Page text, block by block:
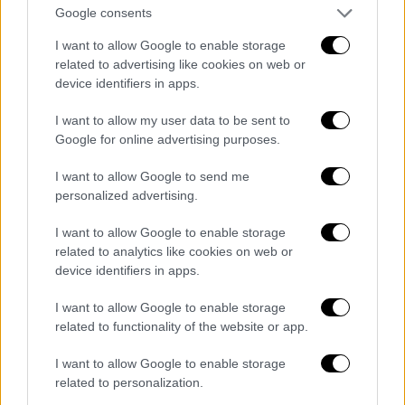
Google consents
I want to allow Google to enable storage
related to advertising like cookies on web or
device identifiers in apps.
I want to allow my user data to be sent to
Google for online advertising purposes.
I want to allow Google to send me
personalized advertising.
I want to allow Google to enable storage
related to analytics like cookies on web or
device identifiers in apps.
I want to allow Google to enable storage
related to functionality of the website or app.
I want to allow Google to enable storage
related to personalization.
Προτείνεται η δημιουργία πλατφόρμας
διασταυρώσεων δεδομένων τα οποία
τηρούνται σε ΑΑΔΕ, προκειμένου να
«αποκαλυφθεί» η «μαύρη» μίσθωση, στις
περιπτώσεις που παρατηρούνται αποκλίσεις
μεταξύ των μισθωμάτων που δηλώνονται
στις εκάστοτε περιοχές.
Παράλληλα, για τα ακίνητα που δηλώνονται
διασταύρωση με στοιχεία από εταιρείες
κοινής ωφέλειας (ύδρευση, ηλεκτρική
ενέργεια, φυσικό αέριο). Ειδικότερα:
Εάν δεν υφίστανται ενεργές συμβάσεις
ως κενό.
Εάν υπάρχουν ενεργές συμβάσεις αλλά η